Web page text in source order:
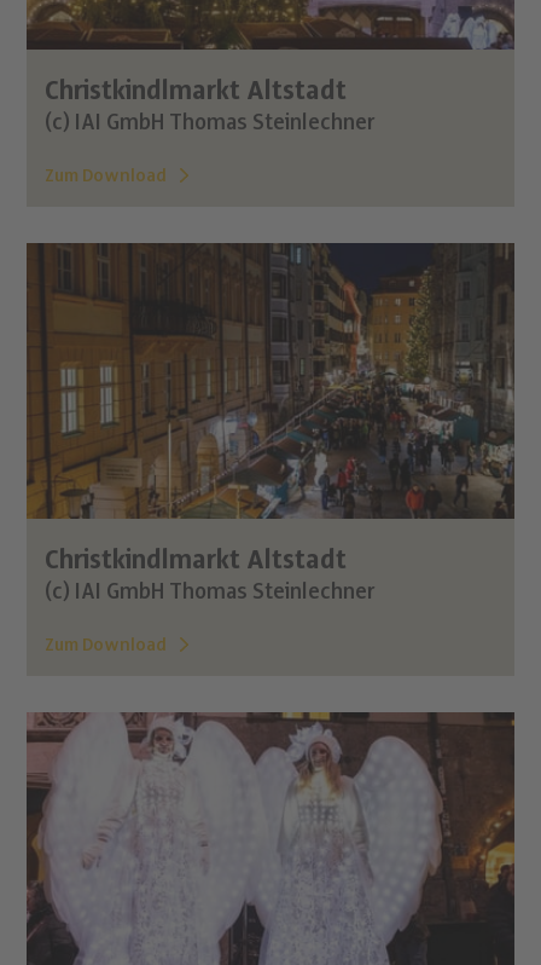
Christkindlmarkt Altstadt
(c) IAI GmbH Thomas Steinlechner
Zum Download
Christkindlmarkt Altstadt
(c) IAI GmbH Thomas Steinlechner
Zum Download